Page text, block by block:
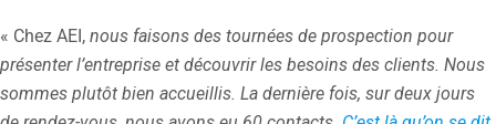
« Chez AEI, nous faisons des tournées de prospection pour
présenter l’entreprise et découvrir les besoins des clients. Nous
sommes plutôt bien accueillis. La dernière fois, sur deux jours